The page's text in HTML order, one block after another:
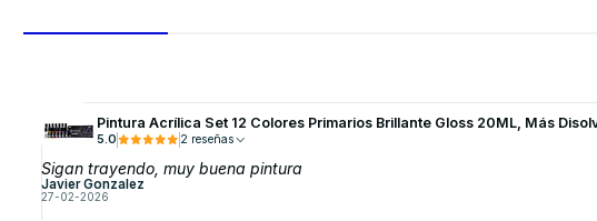
Pintura Acrílica Set 12 Colores Primarios Brillante Gloss 20ML, Más
5.0 2 reseñas
Sigan trayendo, muy buena pintura
Javier Gonzalez
27-02-2026